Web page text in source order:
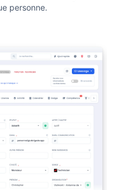
personne.